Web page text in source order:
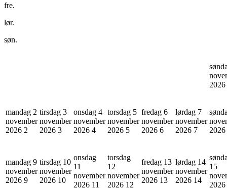
fre.
lør.
søn.
2026
mandag 2
november
2026 2
tirsdag 3
november
2026 3
onsdag 4
november
2026 4
torsdag 5
november
2026 5
fredag 6
november
2026 6
lørdag 7
november
2026 7
2026
mandag 9
november
2026 9
tirsdag 10
november
2026 10
onsdag
11
november
2026 11
torsdag
12
november
2026 12
fredag 13
november
2026 13
lørdag 14
november
2026 14
15
2026